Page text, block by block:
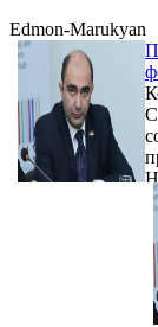
Edmon-Marukyan